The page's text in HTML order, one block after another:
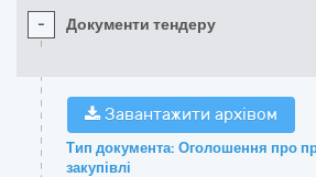
- Документи тендеру
Завантажити архівом
Тип документа: Оголошення про
закупівлі